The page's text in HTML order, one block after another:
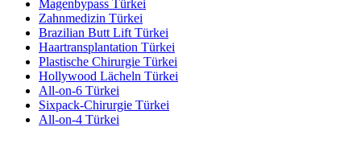
Magenbypass Türkei
Zahnmedizin Türkei
Brazilian Butt Lift Türkei
Haartransplantation Türkei
Plastische Chirurgie Türkei
Hollywood Lächeln Türkei
All-on-6 Türkei
Sixpack-Chirurgie Türkei
All-on-4 Türkei